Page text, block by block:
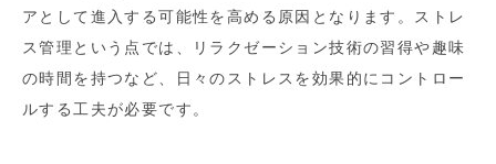
アとして進入する可能性を高める原因となります。ストレ
ス管理という点では、リラクゼーション技術の習得や趣味
の時間を持つなど、日々のストレスを効果的にコントロー
ルする工夫が必要です。